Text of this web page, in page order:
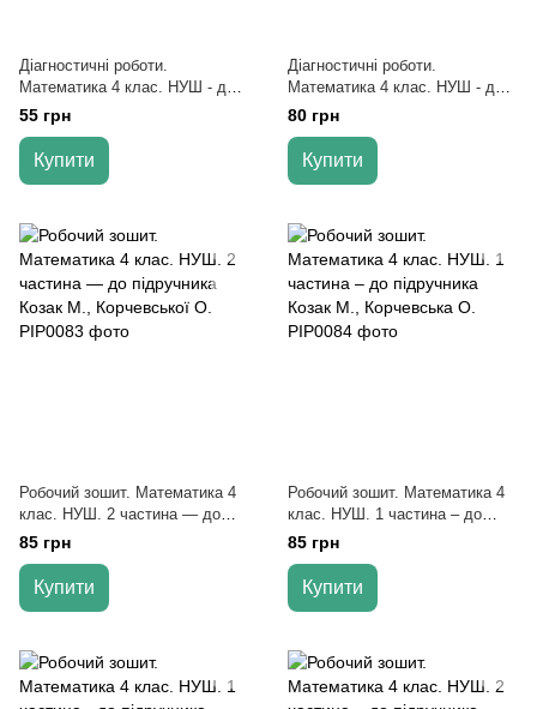
Діагностичні роботи.
Математика 4 клас. НУШ - до
підручника Листопад М.
55 грн
Купити
Діагностичні роботи.
Математика 4 клас. НУШ - до
підручника Заїки О.,
Тарнавської С.
80 грн
Купити
Робочий зошит. Математика 4
клас. НУШ. 2 частина — до
підручника Козак М.,
Корчевської О.
85 грн
Купити
Робочий зошит. Математика 4
клас. НУШ. 1 частина – до
підручника Козак М.,
Корчевська О.
85 грн
Купити